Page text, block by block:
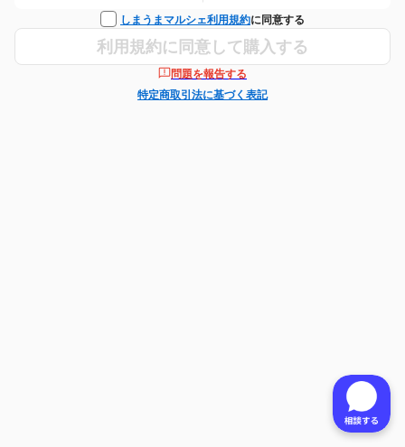
しまうまマルシェ利用規約に同意する
利用規約に同意して購入する
問題を報告する
特定商取引法に基づく表記